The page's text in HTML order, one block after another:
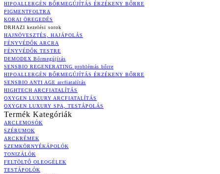
HIPOALLERGÉN BŐRMEGÚJÍTÁS ÉRZÉKENY BŐRRE
PIGMENTFOLTRA
KORAI ÖREGEDÉS
DRHAZI kezelési sorok
HAJNÖVESZTÉS, HAJÁPOLÁS
FÉNYVÉDŐK ARCRA
FÉNYVÉDŐK TESTRE
DEMODEX Bőrmegújítás
SENSBIO REGENERATING problémás bőrre
HIPOALLERGÉN BŐRMEGÚJÍTÁS ÉRZÉKENY BŐRRE
SENSBIO ANTI AGE arcfiatalítás
HIGHTECH ARCFIATALÍTÁS
OXYGEN LUXURY ARCFIATALÍTÁS
OXYGEN LUXURY SPA, TESTÁPOLÁS
Termék Kategóriák
ARCLEMOSÓK
SZÉRUMOK
ARCKRÉMEK
SZEMKÖRNYÉKÁPOLÓK
TONIZÁLÓK
FELTÖLTŐ OLEOGÉLEK
TESTÁPOLÓK